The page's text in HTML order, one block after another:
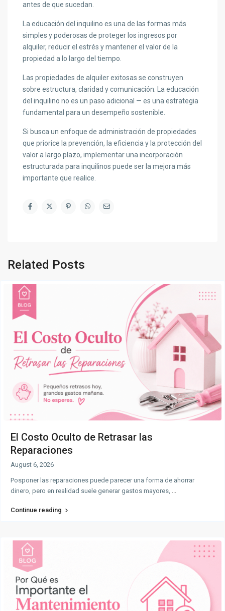
antes de que sucedan.
La educación del inquilino es una de las formas más
simples y poderosas de proteger los ingresos por
alquiler, reducir el estrés y mantener el valor de la
propiedad a lo largo del tiempo.
Las propiedades de alquiler exitosas se construyen
sobre estructura, claridad y comunicación. La educación
del inquilino no es un paso adicional — es una estrategia
fundamental para un desempeño sostenible.
Si busca un enfoque de administración de propiedades
que priorice la prevención, la eficiencia y la protección del
valor a largo plazo, implementar una incorporación
estructurada para inquilinos puede ser la mejora más
importante que realice.
Related Posts
El Costo Oculto de Retrasar las
Reparaciones
August 6, 2026
Posponer las reparaciones puede parecer una forma de ahorrar
dinero, pero en realidad suele generar gastos mayores, ...
Continue reading